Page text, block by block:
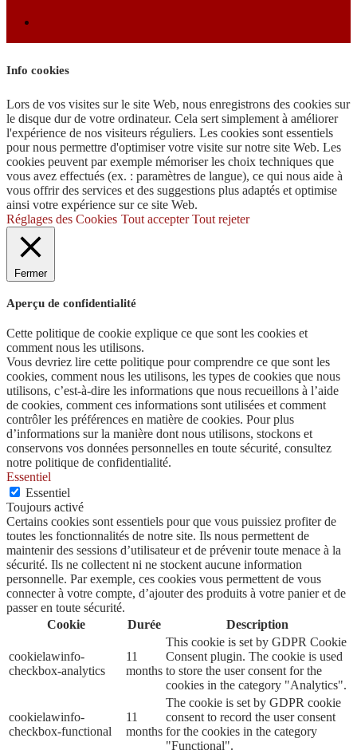
Info cookies
Lors de vos visites sur le site Web, nous enregistrons des cookies sur
le disque dur de votre ordinateur. Cela sert simplement à améliorer
l'expérience de nos visiteurs réguliers. Les cookies sont essentiels
pour nous permettre d'optimiser votre visite sur notre site Web. Les
cookies peuvent par exemple mémoriser les choix techniques que
vous avez effectués (ex. : paramètres de langue), ce qui nous aide à
vous offrir des services et des suggestions plus adaptés et optimise
ainsi votre expérience sur ce site Web.
Réglages des Cookies Tout accepter Tout rejeter
Fermer
Aperçu de confidentialité
Cette politique de cookie explique ce que sont les cookies et
comment nous les utilisons.
Vous devriez lire cette politique pour comprendre ce que sont les
cookies, comment nous les utilisons, les types de cookies que nous
utilisons, c’est-à-dire les informations que nous recueillons à l’aide
de cookies, comment ces informations sont utilisées et comment
contrôler les préférences en matière de cookies. Pour plus
d’informations sur la manière dont nous utilisons, stockons et
conservons vos données personnelles en toute sécurité, consultez
notre politique de confidentialité.
Essentiel
Essentiel
Toujours activé
Certains cookies sont essentiels pour que vous puissiez profiter de
toutes les fonctionnalités de notre site. Ils nous permettent de
maintenir des sessions d’utilisateur et de prévenir toute menace à la
sécurité. Ils ne collectent ni ne stockent aucune information
personnelle. Par exemple, ces cookies vous permettent de vous
connecter à votre compte, d’ajouter des produits à votre panier et de
passer en toute sécurité.
Cookie
Durée Description
cookielawinfo-
checkbox-analytics
11
months
This cookie is set by GDPR Cookie
Consent plugin. The cookie is used
to store the user consent for the
cookies in the category "Analytics".
cookielawinfo-
checkbox-functional
11
months
The cookie is set by GDPR cookie
consent to record the user consent
for the cookies in the category
"Functional".